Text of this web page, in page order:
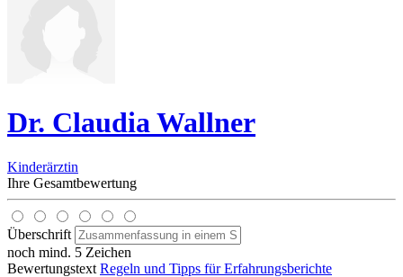
Dr. Claudia Wallner
Kinderärztin
Ihre Gesamtbewertung
Überschrift
noch mind. 5 Zeichen
Bewertungstext Regeln und Tipps für Erfahrungsberichte